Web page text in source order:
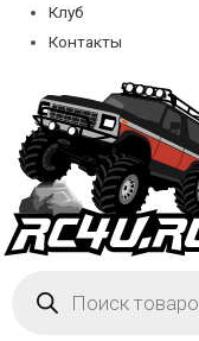
Клуб
Контакты
товаров